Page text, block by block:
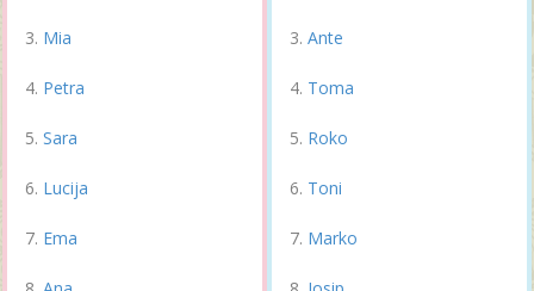
Mia
Petra
Sara
Lucija
Ema
Ante
Toma
Roko
Toni
Marko